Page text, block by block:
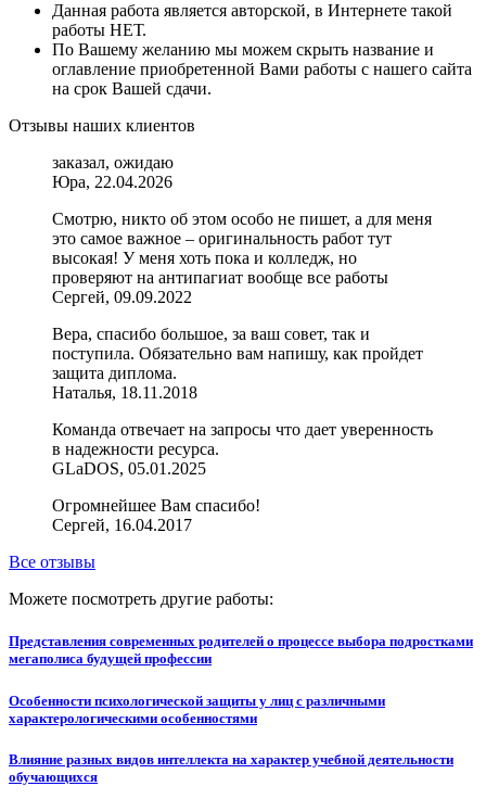
Данная работа является авторской, в Интернете такой
работы НЕТ.
По Вашему желанию мы можем скрыть название и
оглавление приобретенной Вами работы с нашего сайта
на срок Вашей сдачи.
Отзывы наших клиентов
заказал, ожидаю
Юра, 22.04.2026
Смотрю, никто об этом особо не пишет, а для меня
это самое важное – оригинальность работ тут
высокая! У меня хоть пока и колледж, но
проверяют на антипагиат вообще все работы
Сергей, 09.09.2022
Вера, спасибо большое, за ваш совет, так и
поступила. Обязательно вам напишу, как пройдет
защита диплома.
Наталья, 18.11.2018
Команда отвечает на запросы что дает уверенность
в надежности ресурса.
GLaDOS, 05.01.2025
Огромнейшее Вам спасибо!
Сергей, 16.04.2017
Все отзывы
Можете посмотреть другие работы:
Представления современных родителей о процессе выбора подростками
мегаполиса будущей профессии
Особенности психологической защиты у лиц с различными
характерологическими особенностями
Влияние разных видов интеллекта на характер учебной деятельности
обучающихся